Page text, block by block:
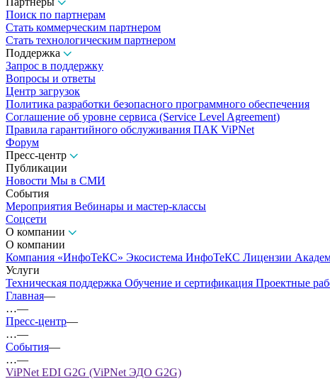
Поиск по партнерам
Стать коммерческим партнером
Стать технологическим партнером
Поддержка
Запрос в поддержку
Вопросы и ответы
Центр загрузок
Политика разработки безопасного программного обеспечения
Соглашение об уровне сервиса (Service Level Agreement)
Правила гарантийного обслуживания ПАК ViPNet
Форум
Пресс-центр
Публикации
Новости Мы в СМИ
События
Мероприятия Вебинары и мастер-классы
Соцсети
О компании
О компании
Компания «ИнфоТеКС» Экосистема ИнфоТеКС Лицензии
Услуги
Техническая поддержка Обучение и сертификация Проектные
Главная—
…—
Пресс-центр—
…—
События—
…—
ViPNet EDI G2G (ViPNet ЭДО G2G)